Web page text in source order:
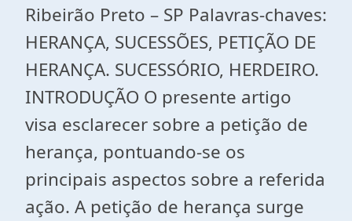
Ribeirão Preto – SP Palavras-chaves:
HERANÇA, SUCESSÕES, PETIÇÃO DE
HERANÇA. SUCESSÓRIO, HERDEIRO.
INTRODUÇÃO O presente artigo
visa esclarecer sobre a petição de
herança, pontuando-se os
principais aspectos sobre a referida
ação. A petição de herança surge